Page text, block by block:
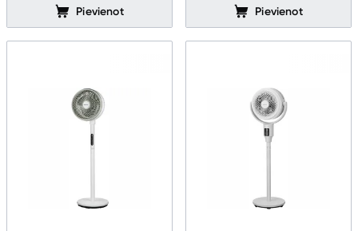
Pievienot Pievienot